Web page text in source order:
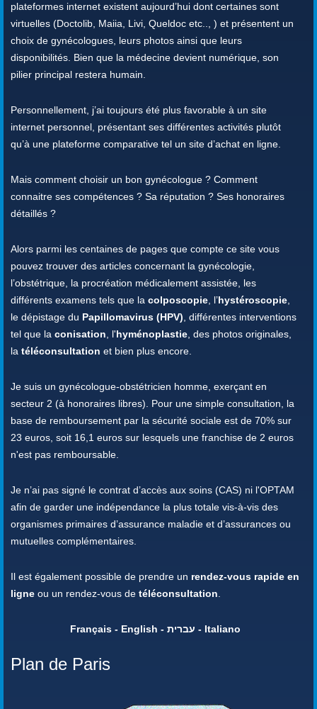
plateformes internet existent aujourd’hui dont certaines sont
virtuelles (Doctolib, Maiia, Livi, Queldoc etc.., ) et présentent un
choix de gynécologues, leurs photos ainsi que leurs
disponibilités. Bien que la médecine devient numérique, son
pilier principal restera humain.
Personnellement, j’ai toujours été plus favorable à un site
internet personnel, présentant ses différentes activités plutôt
qu’à une plateforme comparative tel un site d’achat en ligne.
Mais comment choisir un bon gynécologue ? Comment
connaitre ses compétences ? Sa réputation ? Ses honoraires
détaillés ?
Alors parmi les centaines de pages que compte ce site vous
pouvez trouver des articles concernant la gynécologie,
l’obstétrique, la procréation médicalement assistée, les
différents examens tels que la colposcopie, l’hystéroscopie,
le dépistage du Papillomavirus (HPV), différentes interventions
tel que la conisation, l'hyménoplastie, des photos originales,
la téléconsultation et bien plus encore.
Je suis un gynécologue-obstétricien homme, exerçant en
secteur 2 (à honoraires libres). Pour une simple consultation, la
base de remboursement par la sécurité sociale est de 70% sur
23 euros, soit 16,1 euros sur lesquels une franchise de 2 euros
n'est pas remboursable.
Je n’ai pas signé le contrat d’accès aux soins (CAS) ni l'OPTAM
afin de garder une indépendance la plus totale vis-à-vis des
organismes primaires d’assurance maladie et d’assurances ou
mutuelles complémentaires.
Il est également possible de prendre un rendez-vous rapide en
ligne ou un rendez-vous de téléconsultation.
Français - English - עברית - Italiano
Plan de Paris